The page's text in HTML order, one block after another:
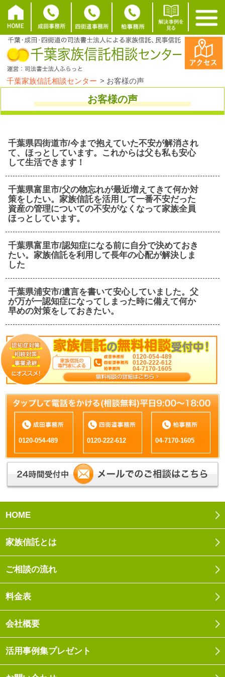
千葉家族信託相談センター > お客様の声
お客様の声
千葉県四街道市/今まで抱えていた不安が解消され
て、ほっとしています。これからは父も私も安心
して生活できます！
千葉県富里市/父の物忘れが最近増えてきて何か対
策をしたい。家族信託を活用して一番不安だった
資産の管理についての不安がなくなって家族全員
ほっとしています。
千葉県富里市/認知症になる前に自分で決めておき
たい。家族信託を利用して長年の心配が解決しま
した
千葉県浦安市/遺言を書いて安心していました。父
が万が一認知症になってしまった時に備えて何か
早めの対策をしておきたい。
0120-054-489
0120-222-612
04-7170-1605
0120-054-489 0120-222-612 04-7170-1605
HOME
家族信託とは
ご相談の流れ
料金表
会社概要
活用事例集プレゼント